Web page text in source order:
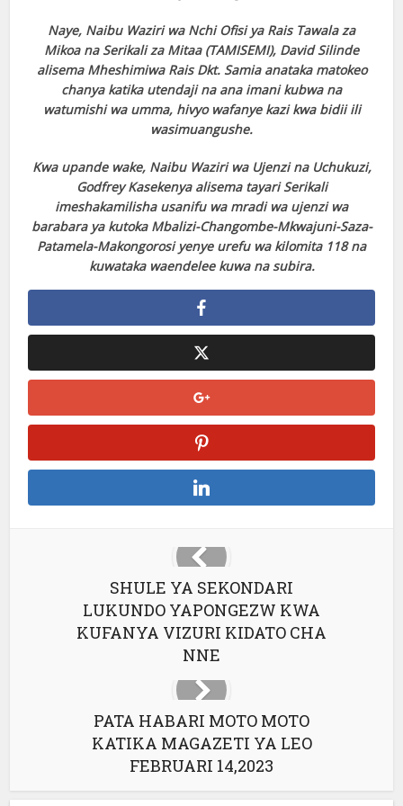
Naye, Naibu Waziri wa Nchi Ofisi ya Rais Tawala za
Mikoa na Serikali za Mitaa (TAMISEMI), David Silinde
alisema Mheshimiwa Rais Dkt. Samia anataka matokeo
chanya katika utendaji na ana imani kubwa na
watumishi wa umma, hivyo wafanye kazi kwa bidii ili
wasimuangushe.
Kwa upande wake, Naibu Waziri wa Ujenzi na Uchukuzi,
Godfrey Kasekenya alisema tayari Serikali
imeshakamilisha usanifu wa mradi wa ujenzi wa
barabara ya kutoka Mbalizi-Changombe-Mkwajuni-Saza-
Patamela-Makongorosi yenye urefu wa kilomita 118 na
kuwataka waendelee kuwa na subira.
SHULE YA SEKONDARI
LUKUNDO YAPONGEZW KWA
KUFANYA VIZURI KIDATO CHA
NNE
PATA HABARI MOTO MOTO
KATIKA MAGAZETI YA LEO
FEBRUARI 14,2023